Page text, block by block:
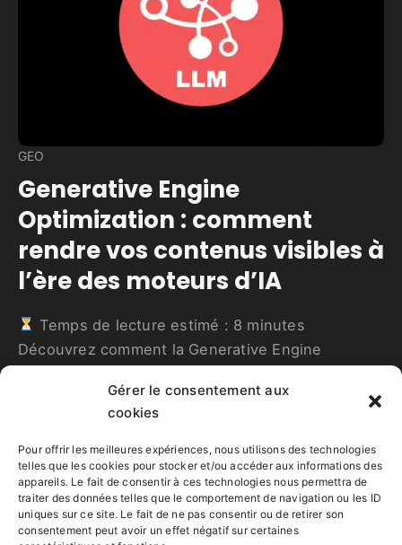
Gérer le consentement aux
cookies
Pour offrir les meilleures expériences, nous utilisons des technologies
telles que les cookies pour stocker et/ou accéder aux informations des
appareils. Le fait de consentir à ces technologies nous permettra de
traiter des données telles que le comportement de navigation ou les ID
uniques sur ce site. Le fait de ne pas consentir ou de retirer son
consentement peut avoir un effet négatif sur certaines
GEO
Generative Engine
Optimization : comment
rendre vos contenus visibles à
l’ère des moteurs d’IA
Temps de lecture estimé : 8 minutes
Découvrez comment la Generative Engine
: structure, multimodalité et crédibilité pour les
moteurs d’IA.
Lire la suite
Gérard Forçard
12 octobre 2025